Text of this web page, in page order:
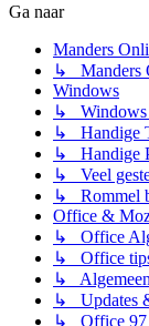
Ga naar
Manders
↳ Manders
Windows
↳ Windows
↳ Handige
↳ Handige
↳ Veel
↳ Rommel
Office &
↳ Office
↳ Office
↳
↳ Updates
↳ Office 97